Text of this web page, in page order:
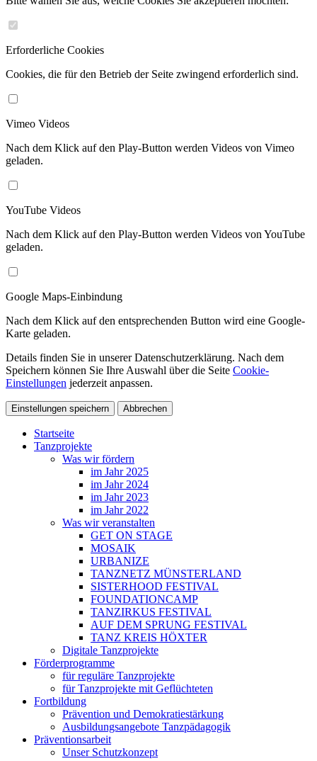
Erforderliche Cookies
Cookies, die für den Betrieb der Seite zwingend erforderlich sind.
Vimeo Videos
Nach dem Klick auf den Play-Button werden Videos von Vimeo
geladen.
YouTube Videos
Nach dem Klick auf den Play-Button werden Videos von YouTube
geladen.
Google Maps-Einbindung
Nach dem Klick auf den entsprechenden Button wird eine Google-
Karte geladen.
Details finden Sie in unserer Datenschutzerklärung. Nach dem
Speichern können Sie Ihre Auswahl über die Seite Cookie-
Einstellungen jederzeit anpassen.
Einstellungen speichern Abbrechen
Startseite
Tanzprojekte
Was wir fördern
im Jahr 2025
im Jahr 2024
im Jahr 2023
im Jahr 2022
Was wir veranstalten
GET ON STAGE
MOSAIK
URBANIZE
TANZNETZ MÜNSTERLAND
SISTERHOOD FESTIVAL
FOUNDATIONCAMP
TANZIRKUS FESTIVAL
AUF DEM SPRUNG FESTIVAL
TANZ KREIS HÖXTER
Digitale Tanzprojekte
Förder­programme
für reguläre Tanzprojekte
für Tanzprojekte mit Geflüchteten
Fortbildung
Prävention und Demokratiestärkung
Ausbildungsangebote Tanzpädagogik
Präventionsarbeit
Unser Schutz­kon­zept